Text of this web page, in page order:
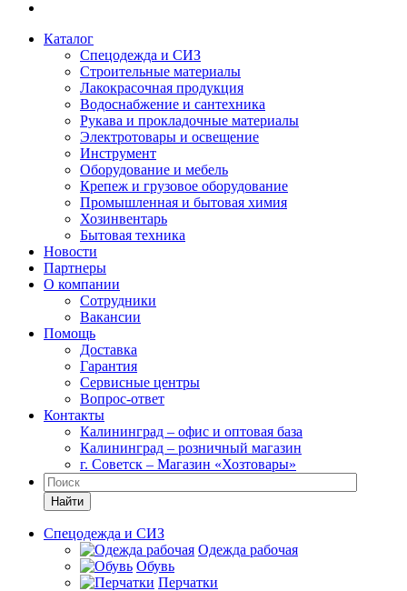
Каталог
Спецодежда и СИЗ
Строительные материалы
Лакокрасочная продукция
Водоснабжение и сантехника
Рукава и прокладочные материалы
Электротовары и освещение
Инструмент
Оборудование и мебель
Крепеж и грузовое оборудование
Промышленная и бытовая химия
Хозинвентарь
Бытовая техника
Новости
Партнеры
О компании
Сотрудники
Вакансии
Помощь
Доставка
Гарантия
Сервисные центры
Вопрос-ответ
Контакты
Калининград – офис и оптовая база
Калининград – розничный магазин
г. Советск – Магазин «Хозтовары»
Найти
Спецодежда и СИЗ
Одежда рабочая
Обувь
Перчатки